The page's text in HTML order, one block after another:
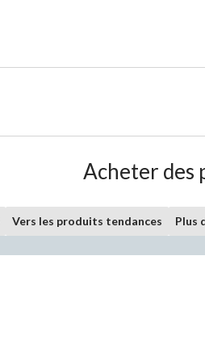
Acheter des
Vers les produits tendances Plus